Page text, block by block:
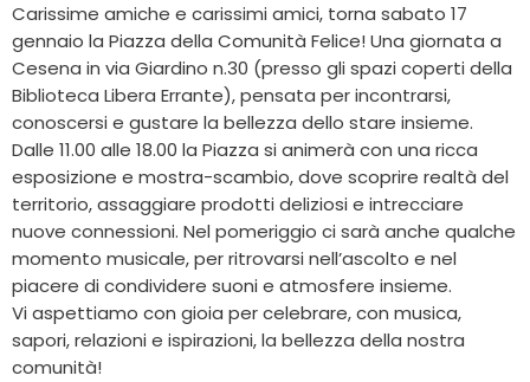
Carissime amiche e carissimi amici, torna sabato 17
gennaio la Piazza della Comunità Felice! Una giornata a
Cesena in via Giardino n.30 (presso gli spazi coperti della
Biblioteca Libera Errante), pensata per incontrarsi,
conoscersi e gustare la bellezza dello stare insieme.
Dalle 11.00 alle 18.00 la Piazza si animerà con una ricca
esposizione e mostra-scambio, dove scoprire realtà del
territorio, assaggiare prodotti deliziosi e intrecciare
nuove connessioni. Nel pomeriggio ci sarà anche qualche
momento musicale, per ritrovarsi nell’ascolto e nel
piacere di condividere suoni e atmosfere insieme.
Vi aspettiamo con gioia per celebrare, con musica,
sapori, relazioni e ispirazioni, la bellezza della nostra
comunità!